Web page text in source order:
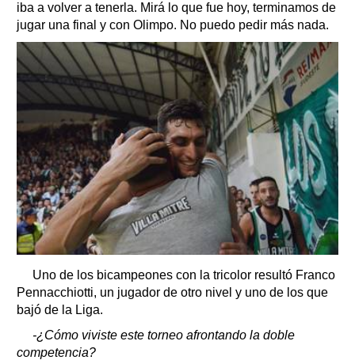
iba a volver a tenerla. Mirá lo que fue hoy, terminamos de
jugar una final y con Olimpo. No puedo pedir más nada.
Uno de los bicampeones con la tricolor resultó Franco
Pennacchiotti, un jugador de otro nivel y uno de los que
bajó de la Liga.
-¿Cómo viviste este torneo afrontando la doble
competencia?